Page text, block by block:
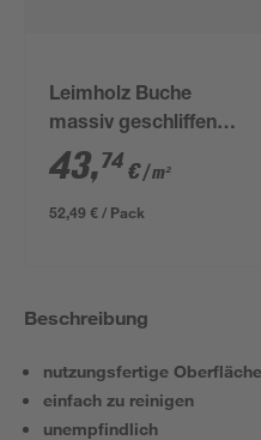
Leimholz Buche
massiv geschliffen
2000 x 600 x 18 mm
43,74 €/ m²
52,49 € / Pack
Beschreibung
nutzungsfertige Oberfläche
einfach zu reinigen
unempfindlich